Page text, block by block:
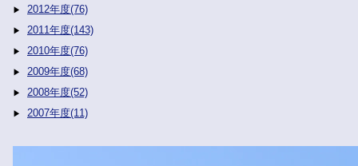
2012年度(76)
2011年度(143)
2010年度(76)
2009年度(68)
2008年度(52)
2007年度(11)